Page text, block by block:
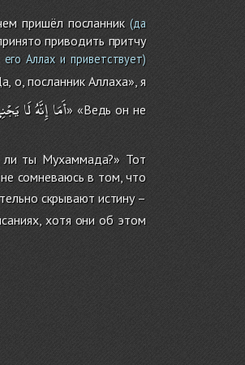
пришёл посланник(да
приводить притчу
Аллах и приветствует)
о, посланник Аллаха», я
أَمَاإِنَّهُلَا
» «Ведь он не
ты Мухаммада?» Тот
сомневаюсь в том, что
скрывают истину –
хотя они об этом